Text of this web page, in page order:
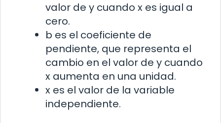
valor de y cuando x es igual a
cero.
b es el coeficiente de
pendiente, que representa el
cambio en el valor de y cuando
x aumenta en una unidad.
x es el valor de la variable
independiente.